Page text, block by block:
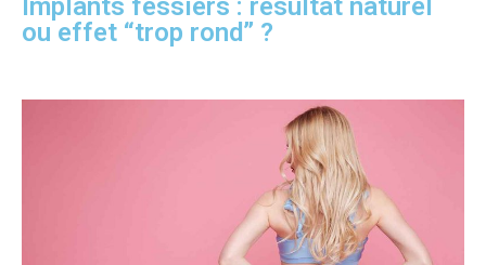
Implants fessiers : résultat naturel
ou effet “trop rond” ?